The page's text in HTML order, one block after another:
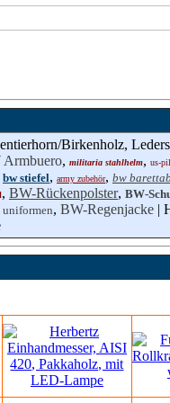
Birkenholz,
Armbuero, militaria stahlhelm, us-
bw stiefel, army zubehör, bw
, BW-Rückenpolster, BW-
uniformen, BW-Regenjacke |